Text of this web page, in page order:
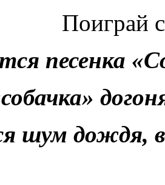
с
песенка
шум дождя,